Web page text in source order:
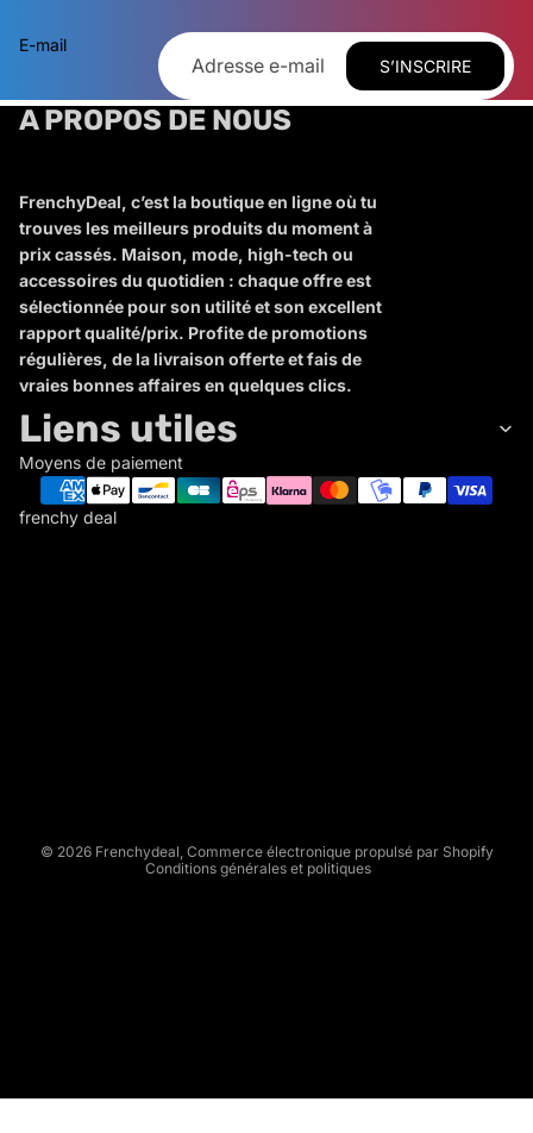
E-mail
S’INSCRIRE
A PROPOS DE NOUS
FrenchyDeal, c’est la boutique en ligne où tu
trouves les meilleurs produits du moment à
prix cassés. Maison, mode, high-tech ou
accessoires du quotidien : chaque offre est
sélectionnée pour son utilité et son excellent
rapport qualité/prix. Profite de promotions
régulières, de la livraison offerte et fais de
vraies bonnes affaires en quelques clics.
Liens utiles
Moyens de paiement
frenchy deal
© 2026 Frenchydeal Commerce électronique propulsé par Shopify
Conditions générales et politiques